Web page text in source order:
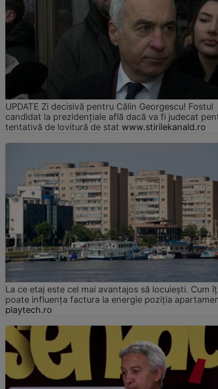
UPDATE Zi decisivă pentru Călin Georgescu! Fostul
candidat la prezidențiale află dacă va fi judecat
tentativă de lovitură de stat www.stirilekanald.ro
La ce etaj este cel mai avantajos să locuiești. Cum
poate influența factura la energie poziția
playtech.ro